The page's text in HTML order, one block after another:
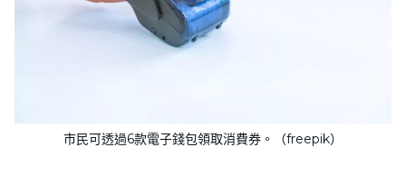
市民可透過6款電子錢包領取消費券。（freepik）